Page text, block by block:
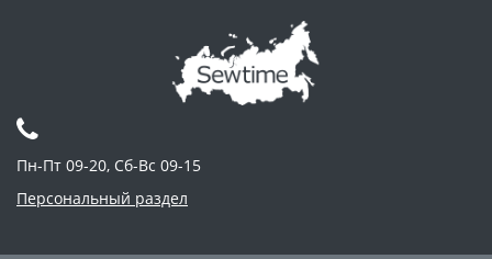
Пн-Пт 09-20, Сб-Вс 09-15
Персональный раздел